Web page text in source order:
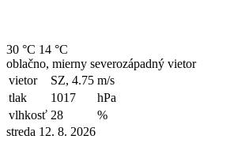
30 °C 14 °C
oblačno, mierny severozápadný vietor
vietor
SZ, 4.75 m/s
tlak
1017
hPa
vlhkosť 28
%
streda 12. 8. 2026